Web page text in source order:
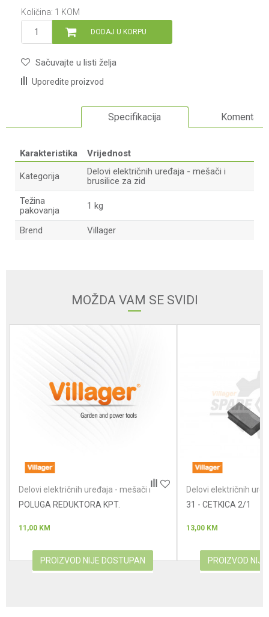
Količina: 1 KOM
DODAJ U KORPU
Sačuvajte u listi želja
Uporedite proizvod
Specifikacija Komentari
Karakteristika Vrijednost
Kategorija
Delovi električnih uređaja - mešači i
brusilice za zid
Težina
pakovanja
1 kg
Brend Villager
POŠALJI
MOŽDA VAM SE SVIDI
Delovi električnih uređaja - mešači i
POLUGA REDUKTORA KPT.
11,00 KM
PROIZVOD NIJE DOSTUPAN
Delovi električnih
31 - CETKICA 2/1
13,00 KM
PROIZVOD